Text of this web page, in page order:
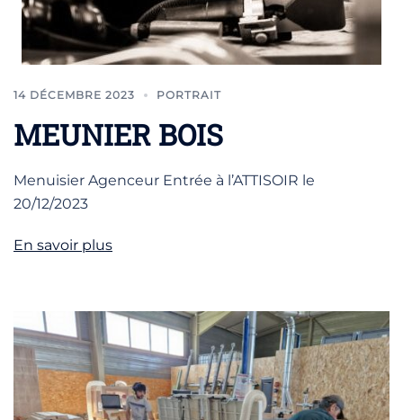
14 DÉCEMBRE 2023 PORTRAIT
MEUNIER BOIS
Menuisier Agenceur Entrée à l’ATTISOIR le
20/12/2023
En savoir plus